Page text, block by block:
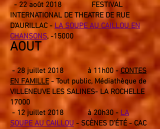
- 22 août 2018 FESTIVAL
INTERNATIONAL DE THEATRE DE RUE
D'AURILLAC - LA SOUPE AU CAILLOU EN
CHANSONS, -15000
AOUT
- 28 juillet 2018 à 11h00 -CONTES
EN FAMILLE- Tout public, Médiathèque de
VILLENEUVE LES SALINES- LA ROCHELLE
17000
- 12 juillet 2018 à 20h30 - LA
SOUPE AU CAILLOU - SCÈNES D’ÉTÉ - CAC